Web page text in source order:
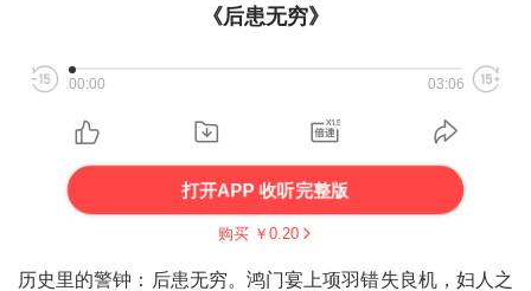
《后患无穷》
00:00 03:06
打开APP 收听完整版
购买 ￥ 0.20
历史里的警钟：后患无穷。鸿门宴上项羽错失良机，妇人之